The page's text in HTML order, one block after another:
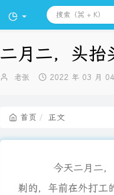
二月二，头抬
博
老张
发
2022 年 03 月
首页 正文
今天二月二，头
剃的，年前在外打工